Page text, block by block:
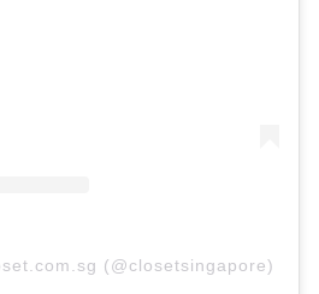
(@closetsingapore)